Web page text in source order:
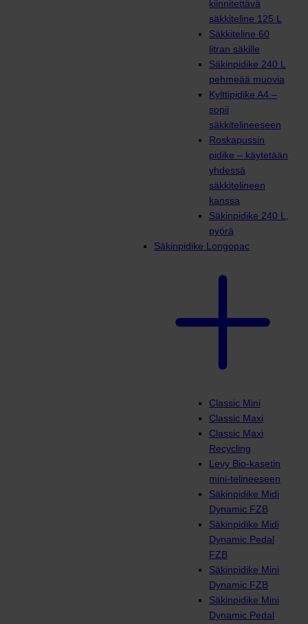
kiinnitettävä
säkkiteline 125 L
Säkkiteline 60
litran säkille
Säkinpidike 240 L
pehmeää muovia
Kylttipidike A4 –
sopii
säkkitelineeseen
Roskapussin
pidike – käytetään
yhdessä
säkkitelineen
kanssa
Säkinpidike 240 L,
pyörä
Säkinpidike Longopac
Classic Mini
Classic Maxi
Classic Maxi
Recycling
Levy Bio-kasetin
mini-telineeseen
Säkinpidike Midi
Dynamic FZB
Säkinpidike Midi
Dynamic Pedal
FZB
Säkinpidike Mini
Dynamic FZB
Säkinpidike Mini
Dynamic Pedal